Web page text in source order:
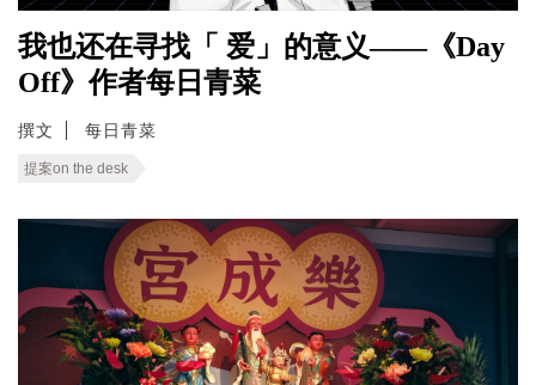
我也还在寻找「 爱」的意义——《Day
Off》作者每日青菜
撰文 每日青菜
提案on the desk